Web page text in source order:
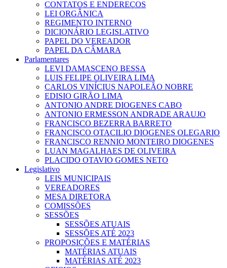
CONTATOS E ENDEREÇOS
LEI ORGÂNICA
REGIMENTO INTERNO
DICIONÁRIO LEGISLATIVO
PAPEL DO VEREADOR
PAPEL DA CÂMARA
Parlamentares
LEVI DAMASCENO BESSA
LUIS FELIPE OLIVEIRA LIMA
CARLOS VINÍCIUS NAPOLEÃO NOBRE
EDISIO GIRÃO LIMA
ANTONIO ANDRE DIOGENES CABO
ANTONIO ERMESSON ANDRADE ARAUJO
FRANCISCO BEZERRA BARRETO
FRANCISCO OTACILIO DIOGENES OLEGARIO
FRANCISCO RENNIO MONTEIRO DIOGENES
LUAN MAGALHAES DE OLIVEIRA
PLACIDO OTAVIO GOMES NETO
Legislativo
LEIS MUNICIPAIS
VEREADORES
MESA DIRETORA
COMISSÕES
SESSÕES
SESSÕES ATUAIS
SESSÕES ATÉ 2023
PROPOSIÇÕES E MATÉRIAS
MATÉRIAS ATUAIS
MATÉRIAS ATÉ 2023